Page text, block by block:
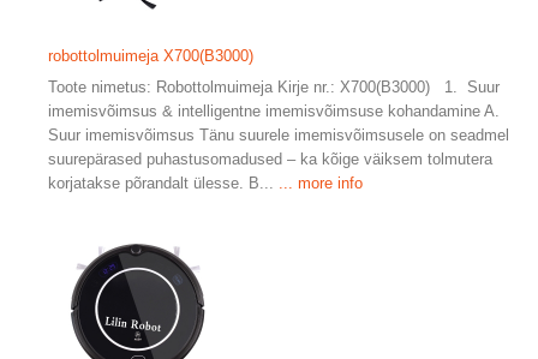
robottolmuimeja X700(B3000)
Toote nimetus: Robottolmuimeja Kirje nr.: X700(B3000) 1. Suur
imemisvõimsus & intelligentne imemisvõimsuse kohandamine A.
Suur imemisvõimsus Tänu suurele imemisvõimsusele on seadmel
suurepärased puhastusomadused – ka kõige väiksem tolmutera
korjatakse põrandalt ülesse. B...
... more info